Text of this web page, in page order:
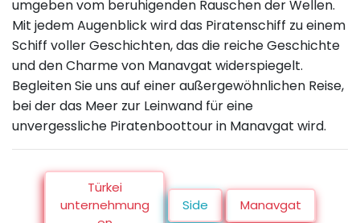
umgeben vom beruhigenden Rauschen der Wellen.
Mit jedem Augenblick wird das Piratenschiff zu einem
Schiff voller Geschichten, das die reiche Geschichte
und den Charme von Manavgat widerspiegelt.
Begleiten Sie uns auf einer außergewöhnlichen Reise,
bei der das Meer zur Leinwand für eine
unvergessliche Piratenboottour in Manavgat wird.
Türkei
unternehmung
Side Manavgat